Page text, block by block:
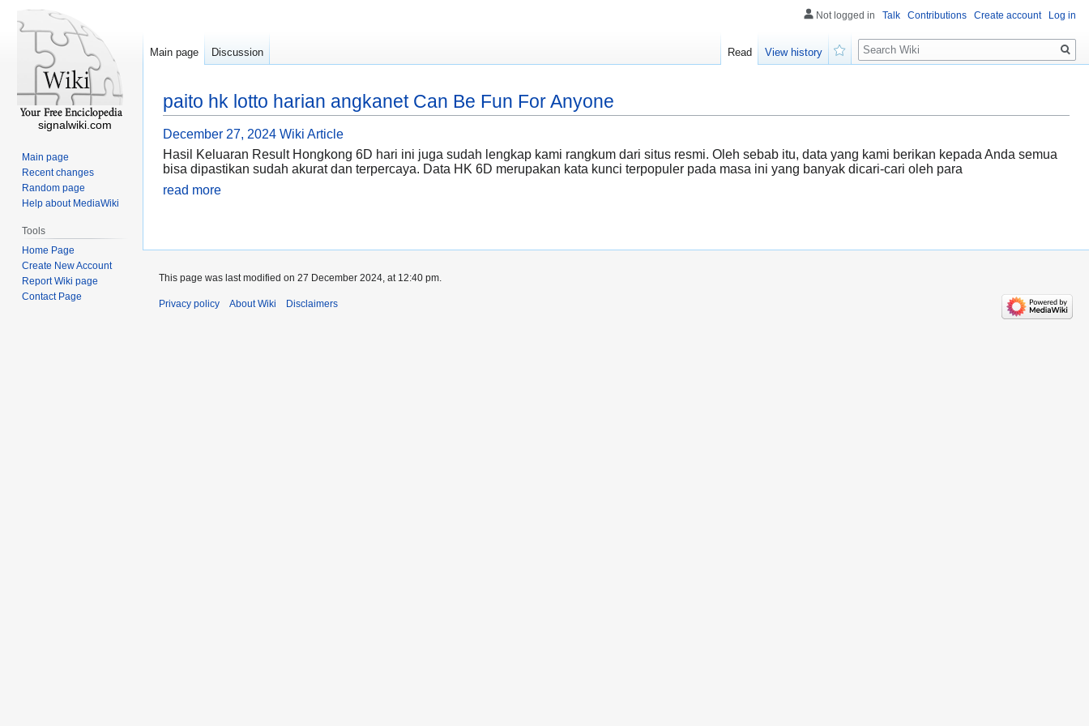
paito hk lotto harian angkanet Can Be Fun For Anyone
December 27, 2024 Wiki Article
Hasil Keluaran Result Hongkong 6D hari ini juga sudah lengkap kami rangkum dari situs resmi. Oleh sebab itu, data yang kami berikan kepada Anda semua
bisa dipastikan sudah akurat dan terpercaya. Data HK 6D merupakan kata kunci terpopuler pada masa ini yang banyak dicari-cari oleh para
read more
Not logged in Talk Contributions Create account Log in
Main page Discussion Read
View history
Search
signalwiki.com
Main page
Recent changes
Random page
Help about MediaWiki
Tools
Home Page
Create New Account
Report Wiki page
Contact Page
This page was last modified on 27 December 2024, at 12:40 pm.
Privacy policy About Wiki Disclaimers